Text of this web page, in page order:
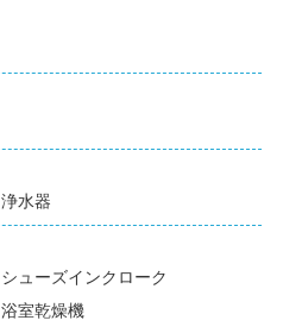
浄水器
シューズインクローク
浴室乾燥機